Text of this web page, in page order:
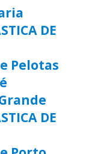
DE
Pelotas
DE